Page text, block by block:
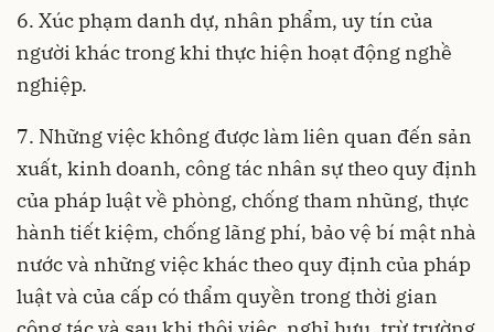
6. Xúc phạm danh dự, nhân phẩm, uy tín của
người khác trong khi thực hiện hoạt động nghề
nghiệp.
7. Những việc không được làm liên quan đến sản
xuất, kinh doanh, công tác nhân sự theo quy định
của pháp luật về phòng, chống tham nhũng, thực
hành tiết kiệm, chống lãng phí, bảo vệ bí mật nhà
nước và những việc khác theo quy định của pháp
luật và của cấp có thẩm quyền trong thời gian